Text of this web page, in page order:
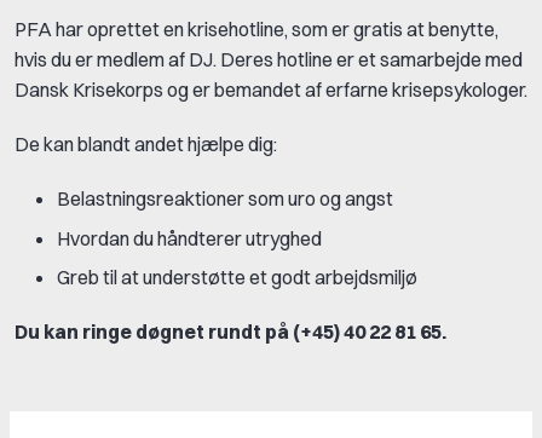
PFA har oprettet en krisehotline, som er gratis at benytte,
hvis du er medlem af DJ. Deres hotline er et samarbejde med
Dansk Krisekorps og er bemandet af erfarne krisepsykologer.
De kan blandt andet hjælpe dig:
Belastningsreaktioner som uro og angst
Hvordan du håndterer utryghed
Greb til at understøtte et godt arbejdsmiljø
Du kan ringe døgnet rundt på (+45) 40 22 81 65.